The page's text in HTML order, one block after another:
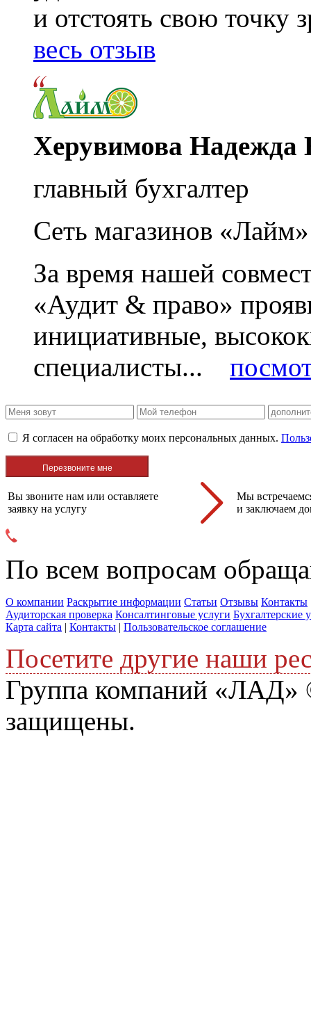
и отстоять свою
весь отзыв
Херувимова Надежда
главный бухгалтер
Сеть магазинов «Лайм»
За время нашей
«Аудит & право»
инициативные,
специалисты...
Я согласен на обработку моих персональных данных.
Вы звоните нам или оставляете
заявку на услугу
Мы
и заключаем
По всем вопросам
О компании Раскрытие информации Статьи Отзывы Контакты
Аудиторская проверка Консалтинговые услуги Бухгалтерские
Карта сайта | Контакты | Пользовательское соглашение
Посетите другие наши
Группа компаний «ЛАД»
защищены.